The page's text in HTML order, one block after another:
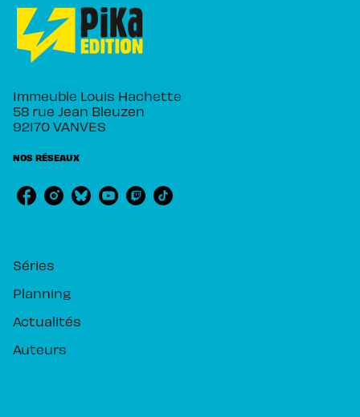
Immeuble Louis Hachette
58 rue Jean Bleuzen
92170 VANVES
NOS RÉSEAUX
Séries
Planning
Actualités
Auteurs